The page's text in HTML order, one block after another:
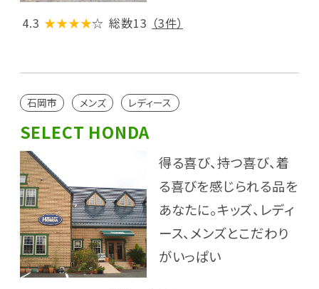
4.3 ★★★★☆ 総数13 （3件）
石岡市 メンズ レディース
SELECT HONDA
得る喜び、持つ喜び、着
る喜びを感じられる品を
あなたに。キッズ、レディ
ース、メンズとこだわり
がいっぱい